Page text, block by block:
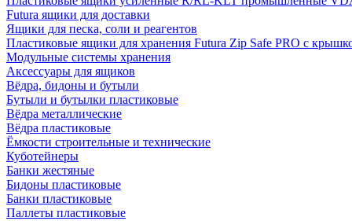
Futura ящики для доставки
Ящики для песка, соли и реагентов
Пластиковые ящики для хранения Futura Zip Safe PRO с
Модульные системы хранения
Аксессуары для ящиков
Вёдра, бидоны и бутыли
Бутыли и бутылки пластиковые
Вёдра металлические
Вёдра пластиковые
Ёмкости строительные и технические
Куботейнеры
Банки жестяные
Бидоны пластиковые
Банки пластиковые
Паллеты пластиковые